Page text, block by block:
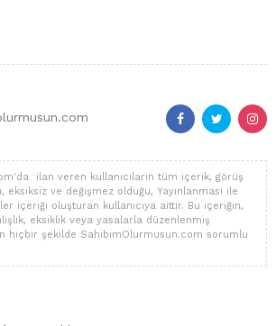
ilan veren kullanıcıların tüm içerik, görüş
ve değişmez olduğu, Yayınlanması ile
içeriği oluşturan kullanıcıya aittir. Bu içeriğin,
eksiklik veya yasalarla düzenlenmiş
hiçbir şekilde SahibimOlurmusun.com sorumlu